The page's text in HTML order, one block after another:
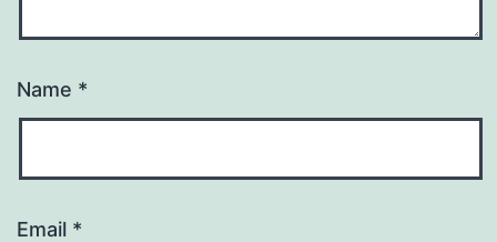
Name *
Email *